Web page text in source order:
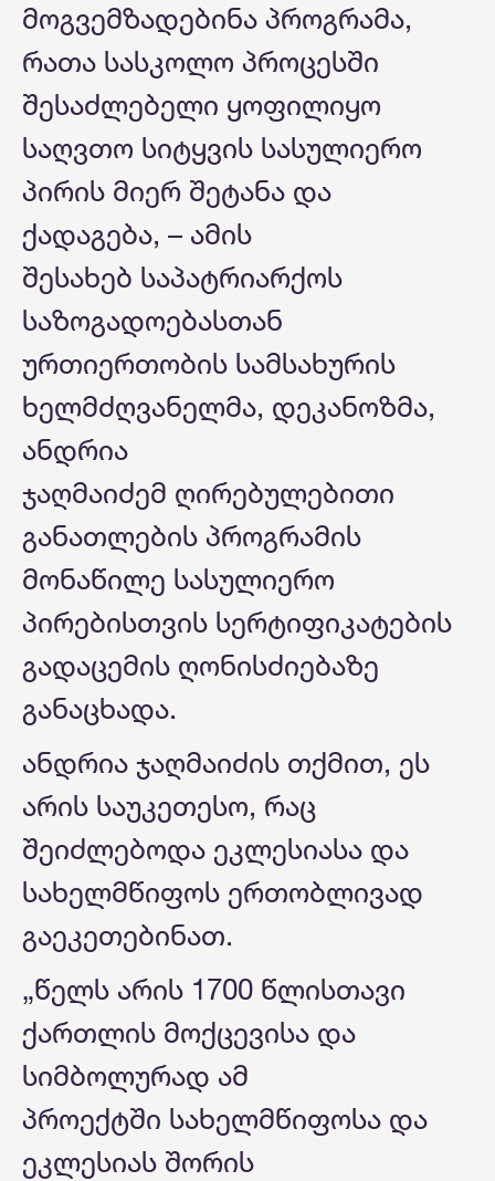
მოგვემზადებინა პროგრამა,
რათა სასკოლო პროცესში
შესაძლებელი ყოფილიყო
საღვთო სიტყვის სასულიერო
პირის მიერ შეტანა და
ქადაგება, – ამის
შესახებ საპატრიარქოს
საზოგადოებასთან
ურთიერთობის სამსახურის
ხელმძღვანელმა, დეკანოზმა,
ანდრია
ჯაღმაიძემ ღირებულებითი
განათლების პროგრამის
მონაწილე სასულიერო
პირებისთვის სერტიფიკატების
გადაცემის ღონისძიებაზე
განაცხადა.
ანდრია ჯაღმაიძის თქმით, ეს
არის საუკეთესო, რაც
შეიძლებოდა ეკლესიასა და
სახელმწიფოს ერთობლივად
გაეკეთებინათ.
„წელს არის 1700 წლისთავი
ქართლის მოქცევისა და
სიმბოლურად ამ
პროექტში სახელმწიფოსა და
ეკლესიას შორის